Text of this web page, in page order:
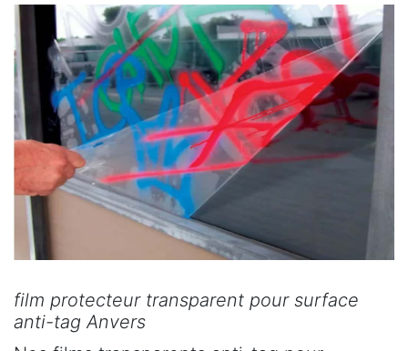
film protecteur transparent pour surface
anti-tag Anvers